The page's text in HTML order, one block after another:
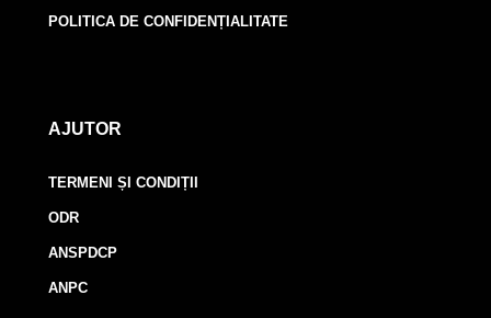
POLITICA DE CONFIDENȚIALITATE
AJUTOR
TERMENI ȘI CONDIȚII
ODR
ANSPDCP
ANPC